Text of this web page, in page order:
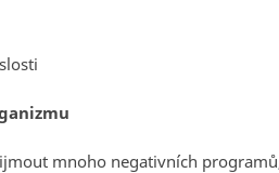
mnoho negativních